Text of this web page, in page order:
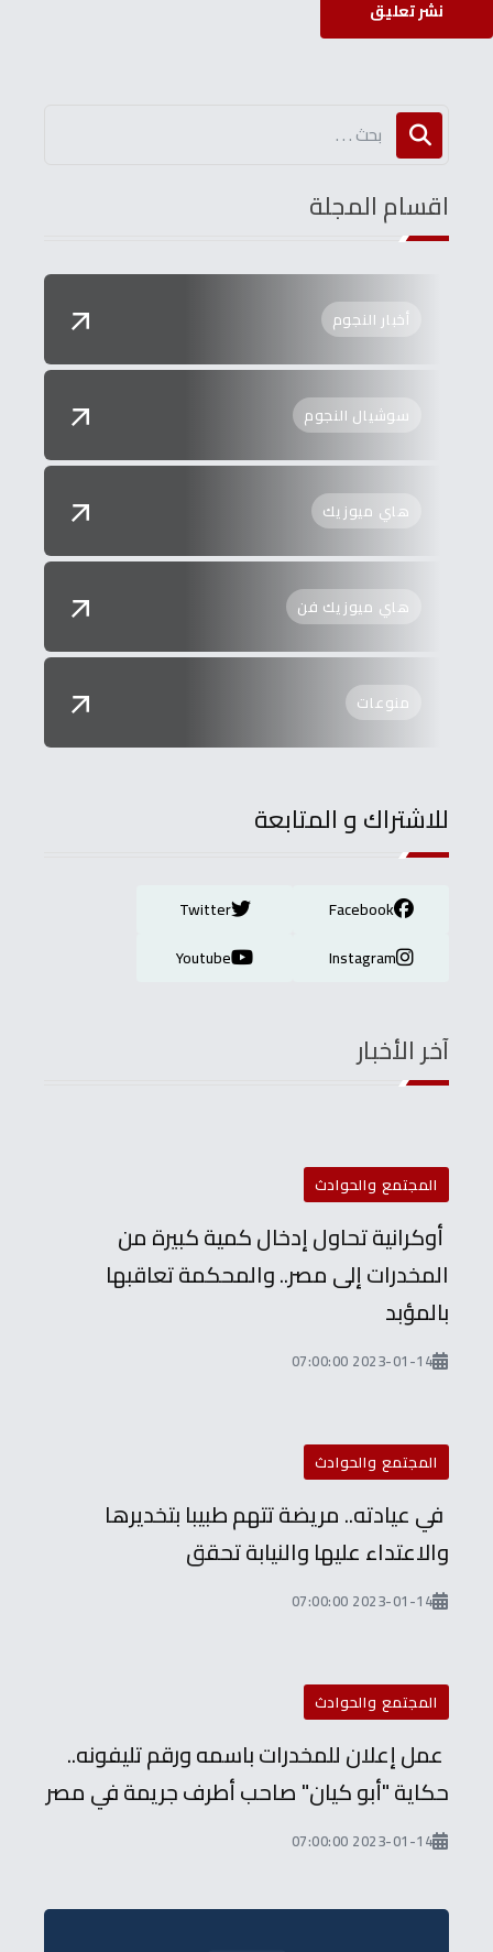
نشر تعليق
اقسام المجلة
أخبار النجوم
سوشيال النجوم
هاي ميوزيك
هاي ميوزيك فن
منوعات
للاشتراك و المتابعة
Facebook
Twitter
Instagram
Youtube
آخر الأخبار
المجتمع والحوادث
أوكرانية تحاول إدخال كمية كبيرة من
المخدرات إلى مصر.. والمحكمة تعاقبها
بالمؤبد
2023-01-14 07:00:00
المجتمع والحوادث
في عيادته.. مريضة تتهم طبيبا بتخديرها
والاعتداء عليها والنيابة تحقق
2023-01-14 07:00:00
المجتمع والحوادث
عمل إعلان للمخدرات باسمه ورقم تليفونه..
حكاية "أبو كيان" صاحب أطرف جريمة في مصر
2023-01-14 07:00:00